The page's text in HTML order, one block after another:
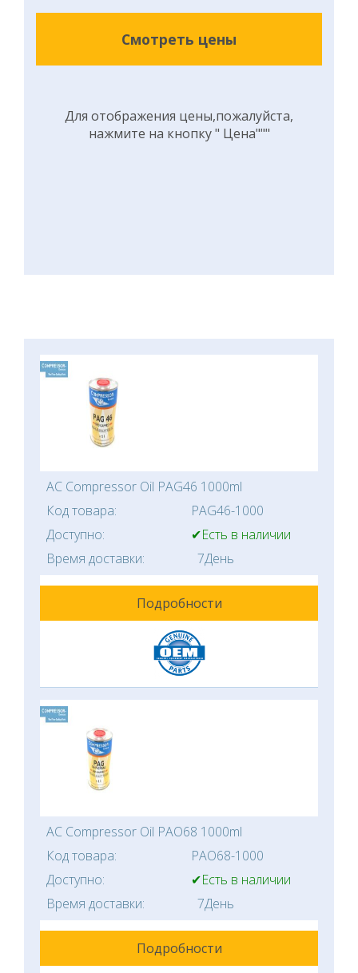
Смотреть цены
Для отображения цены,пожалуйста,
нажмите на кнопку " Цена"""
AC Compressor Oil PAG46 1000ml
Код товара:
PAG46-1000
Доступно:
✔Есть в наличии
Время доставки:
7День
Подробности
AC Compressor Oil PAO68 1000ml
Код товара:
PAO68-1000
Доступно:
✔Есть в наличии
Время доставки:
7День
Подробности